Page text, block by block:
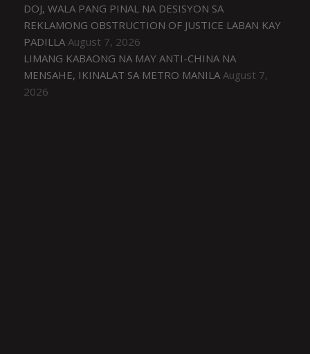
DOJ, WALA PANG PINAL NA DESISYON SA
REKLAMONG OBSTRUCTION OF JUSTICE LABAN KAY
PADILLA August 7, 2026
LIMANG KABAONG NA MAY ANTI-CHINA NA
MENSAHE, IKINALAT SA METRO MANILA August 7,
2026